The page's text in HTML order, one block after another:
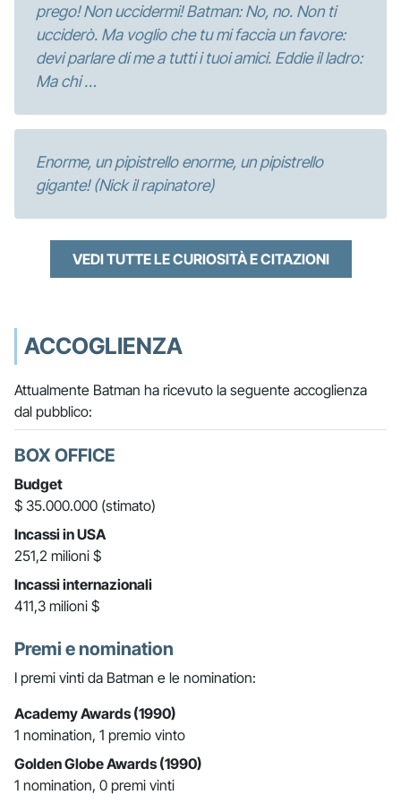
prego! Non uccidermi! Batman: No, no. Non ti
ucciderò. Ma voglio che tu mi faccia un favore:
devi parlare di me a tutti i tuoi amici. Eddie il ladro:
Ma chi …
Enorme, un pipistrello enorme, un pipistrello
gigante! (Nick il rapinatore)
VEDI TUTTE LE CURIOSITÀ E CITAZIONI
ACCOGLIENZA
Attualmente Batman ha ricevuto la seguente accoglienza
dal pubblico:
BOX OFFICE
Budget
$ 35.000.000 (stimato)
Incassi in USA
251,2 milioni $
Incassi internazionali
411,3 milioni $
Premi e nomination
I premi vinti da Batman e le nomination:
Academy Awards (1990)
1 nomination, 1 premio vinto
Golden Globe Awards (1990)
1 nomination, 0 premi vinti